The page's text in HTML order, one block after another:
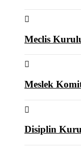
Meclis
Meslek
Disiplin